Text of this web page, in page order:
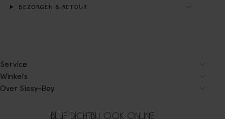
BEZORGEN & RETOUR
Service
Winkels
Over Sissy-Boy
BLIJF DICHTBIJ, OOK ONLINE